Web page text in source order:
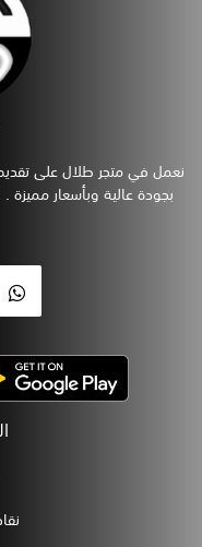
نعمل في متجر طلال على تقديم